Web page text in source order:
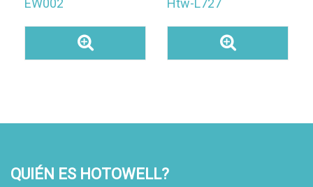
EW002
Htw-L727
QUIÉN ES HOTOWELL?